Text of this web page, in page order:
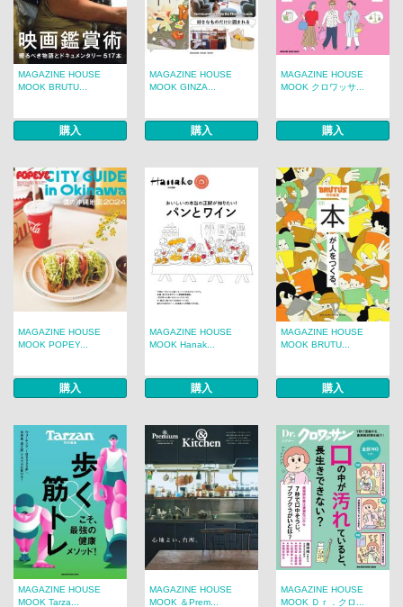
MAGAZINE HOUSE
MOOK BRUTU...
購入
MAGAZINE HOUSE
MOOK GINZA...
購入
MAGAZINE HOUSE
MOOK クロワッサ...
購入
MAGAZINE HOUSE
MOOK POPEY...
購入
MAGAZINE HOUSE
MOOK Hanak...
購入
MAGAZINE HOUSE
MOOK BRUTU...
購入
MAGAZINE HOUSE
MOOK Tarza...
MAGAZINE HOUSE
MOOK ＆Prem...
MAGAZINE HOUSE
MOOK Ｄｒ．クロ...